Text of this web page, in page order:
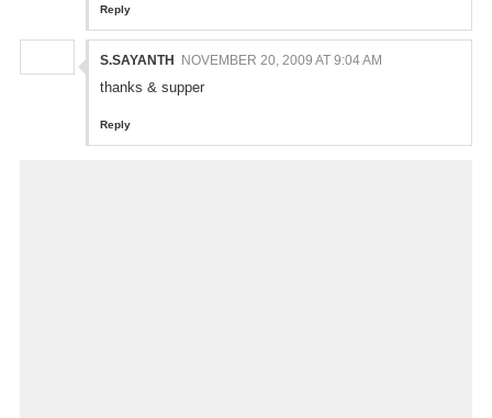
Reply
S.SAYANTH NOVEMBER 20, 2009 AT 9:04 AM
thanks & supper
Reply